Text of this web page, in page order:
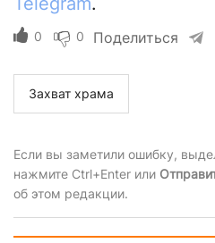
0 0 Поделиться
Захват храма
Если вы заметили ошибку,
нажмите Ctrl+Enter или
об этом редакции.